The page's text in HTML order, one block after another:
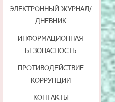
ЭЛЕКТРОННЫЙ ЖУРНАЛ/
ДНЕВНИК
ИНФОРМАЦИОННАЯ
БЕЗОПАСНОСТЬ
ПРОТИВОДЕЙСТВИЕ
КОРРУПЦИИ
КОНТАКТЫ